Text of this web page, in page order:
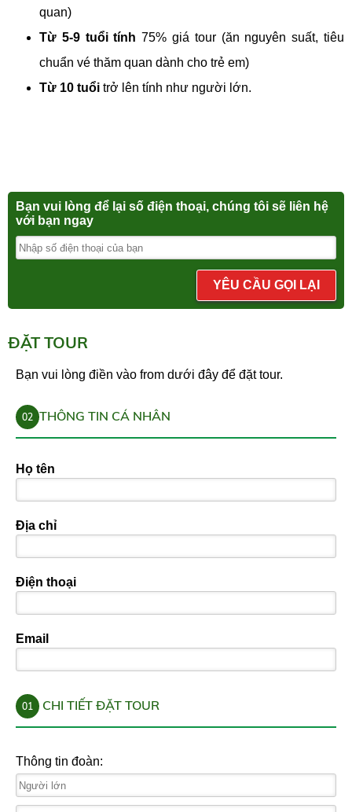
quan)
Từ 5-9 tuổi tính75% giá tour (ăn nguyên suất, tiêu
chuẩn vé thăm quan dành cho trẻ em)
Từ 10 tuổi trở lên tính như người lớn.
Bạn vui lòng để lại số điện thoại, chúng tôi sẽ liên hệ
với bạn ngay
YÊU CẦU GỌI LẠI
ĐẶT TOUR
Bạn vui lòng điền vào from dưới đây để đặt tour.
02 THÔNG TIN CÁ NHÂN
Họ tên
Địa chỉ
Điện thoại
Email
01 CHI TIẾT ĐẶT TOUR
Thông tin đoàn: